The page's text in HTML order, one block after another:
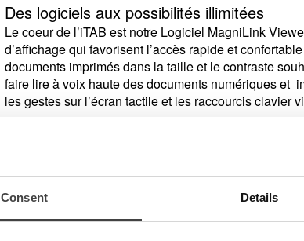
Consent Details
Des logiciels aux possibilités illimitées
Le coeur de l’iTAB est notre Logiciel MagniLink
d’affichage qui favorisent l’accès rapide et
documents imprimés dans la taille et le contraste
faire lire à voix haute des documents numériques et
les gestes sur l’écran tactile et les raccourcis clavier
Avec les applications iPad, iTAB est un système
MagniWifi et MagniLink WifiCam sont deux
en savoir plus, rendez-vous surMagniLink WifiCam.